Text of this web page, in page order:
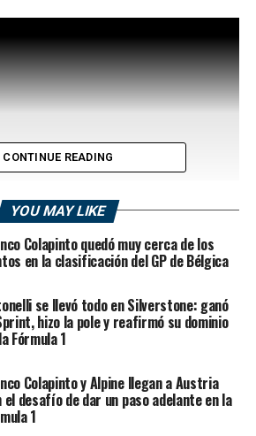
por los Tifositras una
el Gran Premio de Emilia-Romaña,
por parte de la Scuderia Ferrari.
su mejor desempeño del año
al apasionado público italiano.
comenzado con un sabor amargo.
CONTINUE READING
YOU MAY LIKE
Colapinto quedó muy cerca de los
en la clasificación del GP de Bélgica
se llevó todo en Silverstone: ganó
hizo la pole y reafirmó su dominio
Fórmula 1
Colapinto y Alpine llegan a Austria
el desafío de dar un paso adelante en la
1